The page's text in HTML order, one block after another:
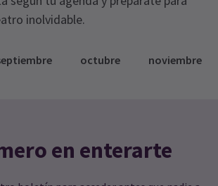
abril
realmente lo ha conseguido. Sin embargo,
si vale la pena volver a venir aquí.
inolvidable.
octubre noviembre
en enterarte